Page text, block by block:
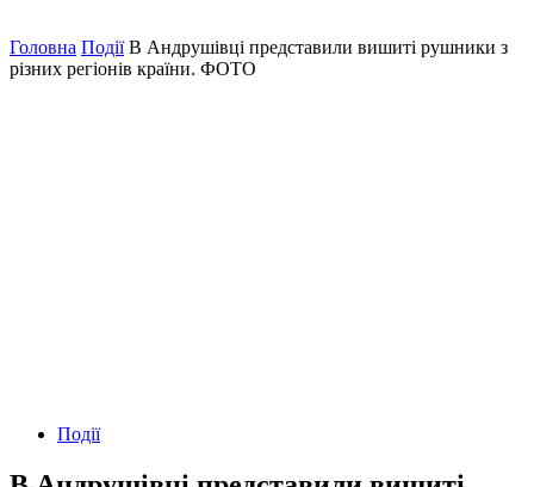
Головна Події В Андрушівці представили вишиті рушники з
різних регіонів країни. ФОТО
Події